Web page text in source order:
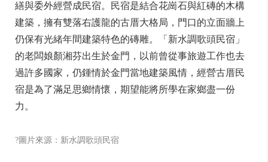
繕與委外經營成民宿。民宿是結合花崗石與紅磚的木構
建築，擁有雙落右護龍的古厝大格局，門口的立面牆上
仍保有光緒年間建築特色的磚雕。「新水調歌頭民宿」
的老闆娘顏湘芬出生於金門，以前曾從事旅遊工作也去
過許多國家，仍鍾情於金門當地建築風情，經營古厝民
宿是為了滿足思鄉情懷，期望能將所學在家鄉盡一份
力。
?圖片來源：新水調歌頭民宿